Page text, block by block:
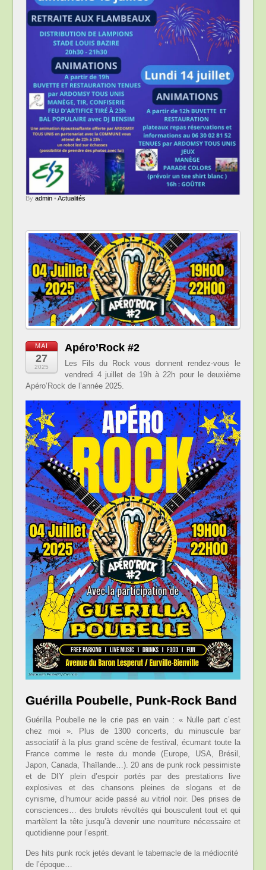
By admin• Actualités
MAI
27
2025
Apéro’Rock #2
Les Fils du Rock vous donnent rendez-vous le
vendredi 4 juillet de 19h à 22h pour le deuxième
Apéro’Rock de l’année 2025.
Guérilla Poubelle, Punk-Rock Band
Guérilla Poubelle ne le crie pas en vain : « Nulle part c’est
chez moi ». Plus de 1300 concerts, du minuscule bar
associatif à la plus grand scène de festival, écumant toute la
France comme le reste du monde (Europe, USA, Brésil,
Japon, Canada, Thaïlande…). 20 ans de punk rock pessimiste
et de DIY plein d’espoir portés par des prestations live
explosives et des chansons pleines de slogans et de
cynisme, d’humour acide passé au vitriol noir. Des prises de
consciences… des brulots révoltés qui bousculent tout et qui
martèlent la tête jusqu’à devenir une nourriture nécessaire et
quotidienne pour l’esprit.
Des hits punk rock jetés devant le tabernacle de la médiocrité
de l’époque…